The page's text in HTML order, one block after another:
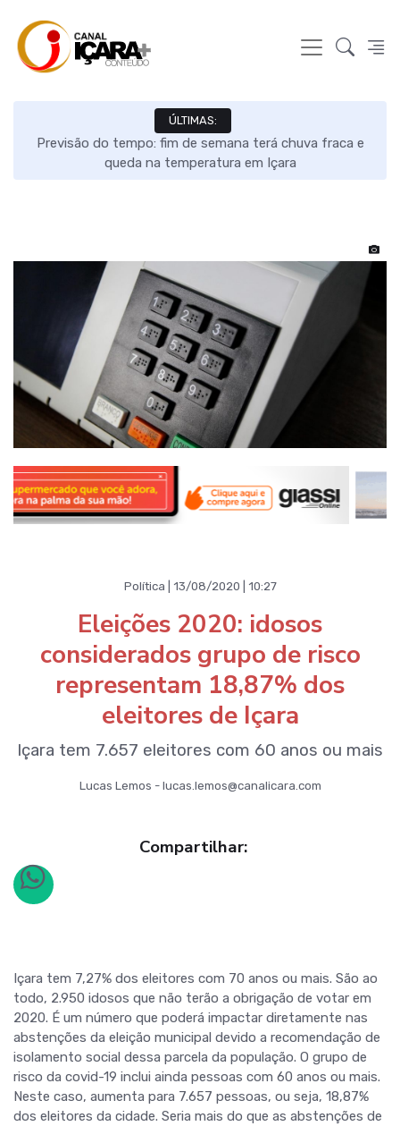
ÚLTIMAS:
Previsão do tempo: fim de semana terá chuva fraca e
queda na temperatura em Içara
Política | 13/08/2020 | 10:27
Eleições 2020: idosos
considerados grupo de risco
representam 18,87% dos
eleitores de Içara
Içara tem 7.657 eleitores com 60 anos ou mais
Lucas Lemos - lucas.lemos@canalicara.com
Compartilhar:
Içara tem 7,27% dos eleitores com 70 anos ou mais. São ao
todo, 2.950 idosos que não terão a obrigação de votar em
2020. É um número que poderá impactar diretamente nas
abstenções da eleição municipal devido a recomendação de
isolamento social dessa parcela da população. O grupo de
risco da covid-19 inclui ainda pessoas com 60 anos ou mais.
Neste caso, aumenta para 7.657 pessoas, ou seja, 18,87%
dos eleitores da cidade. Seria mais do que as abstenções de